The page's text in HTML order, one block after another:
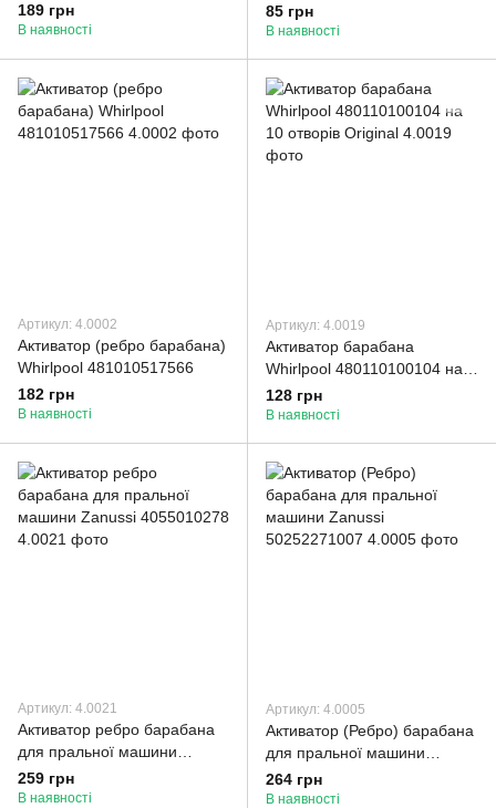
4432EN2002A
189 грн
В наявності
пральних машин
85 грн
В наявності
Артикул: 4.0002
Активатор (ребро барабана)
Whirlpool 481010517566
182 грн
В наявності
Артикул: 4.0019
Активатор барабана
Whirlpool 480110100104 на
10 отворів Original
128 грн
В наявності
Артикул: 4.0021
Активатор ребро барабана
для пральної машини
Zanussi 4055010278
259 грн
В наявності
Артикул: 4.0005
Активатор (Ребро) барабана
для пральної машини
Zanussi 50252271007
264 грн
В наявності